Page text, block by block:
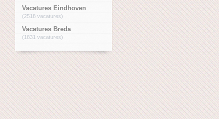
Vacatures Eindhoven
(2518 vacatures)
Vacatures Breda
(1831 vacatures)